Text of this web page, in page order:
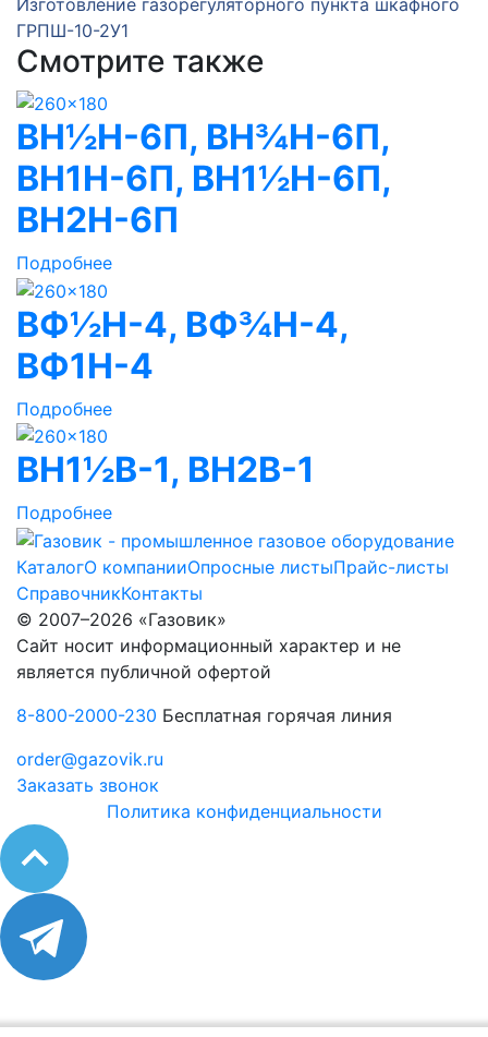
Изготовление газорегуляторного пункта шкафного
ГРПШ-10-2У1
Смотрите также
ВН½H-6П, ВН¾Н-6П,
ВН1Н-6П, ВН1½Н-6П,
ВН2Н-6П
Подробнее
ВФ½Н-4, ВФ¾Н-4,
ВФ1Н-4
Подробнее
ВН1½В-1, ВН2В-1
Подробнее
КаталогО компанииОпросные листыПрайс-листы
СправочникКонтакты
© 2007–2026 «Газовик»
Сайт носит информационный характер и не
является публичной офертой
8-800-2000-230 Бесплатная горячая линия
order@gazovik.ru
Заказать звонок
Политика конфиденциальности